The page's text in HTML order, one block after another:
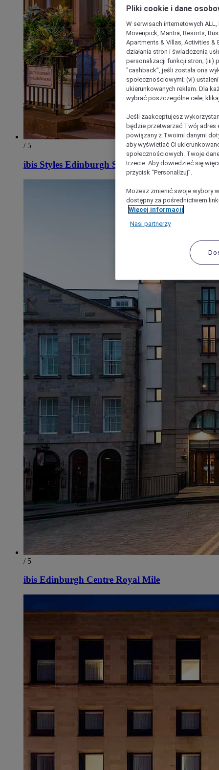
/ 5
ibis Styles Edinburgh St Andrew Square
/ 5
ibis Edinburgh Centre Royal Mile
Pliki cookie i dane
W serwisach internetowych
Movenpick, Mantra, Resorts,
Apartments & Villas, Activities &
działania stron i świadczenia
personalizacji funkcji stron; (iii)
"cashback”, jeśli została ona
społecznościowymi; (vi)
ukierunkowanych reklam. Dla
wybrać poszczególne cele,
Jeśli zaakceptujesz
będzie przetwarzać Twój adres
powiązany z Twoimi danymi
aby wyświetlać Ci
społecznościowych. Twoje
trzecie. Aby dowiedzieć się
przycisk "Personalizuj”.
Możesz zmienić swoje wybory
dostępny za pośrednictwem
Więcej informacji
Nasi partnerzy